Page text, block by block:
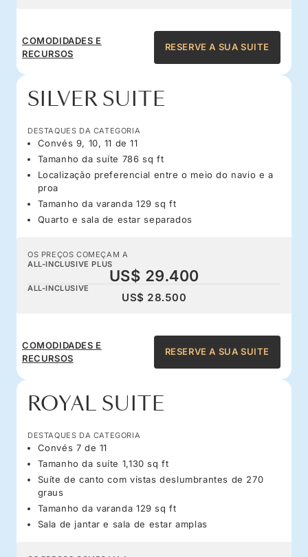
COMODIDADES E
RECURSOS
RESERVE A SUA SUITE
SILVER SUITE
DESTAQUES DA CATEGORIA
Convés 9, 10, 11 de 11
Tamanho da suíte 786 sq ft
Localização preferencial entre o meio do navio e a
proa
Tamanho da varanda 129 sq ft
Quarto e sala de estar separados
OS PREÇOS COMEÇAM A
ALL-INCLUSIVE PLUS
US$ 29.400
ALL-INCLUSIVE
US$ 28.500
COMODIDADES E
RECURSOS
RESERVE A SUA SUITE
ROYAL SUITE
DESTAQUES DA CATEGORIA
Convés 7 de 11
Tamanho da suíte 1,130 sq ft
Suíte de canto com vistas deslumbrantes de 270
graus
Tamanho da varanda 129 sq ft
Sala de jantar e sala de estar amplas